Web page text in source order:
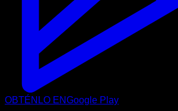
OBTÉNLO ENGoogle Play